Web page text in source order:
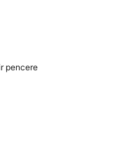
pencere